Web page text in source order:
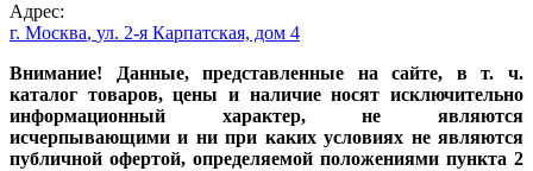
Адрес:
г. Москва, ул. 2-я Карпатская, дом 4
Внимание! Данные, представленные на сайте, в т. ч.
каталог товаров, цены и наличие носят исключительно
информационный характер, не являются
исчерпывающими и ни при каких условиях не являются
публичной офертой, определяемой положениями пункта 2